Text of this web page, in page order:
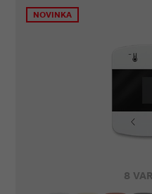
8
NOVINKA